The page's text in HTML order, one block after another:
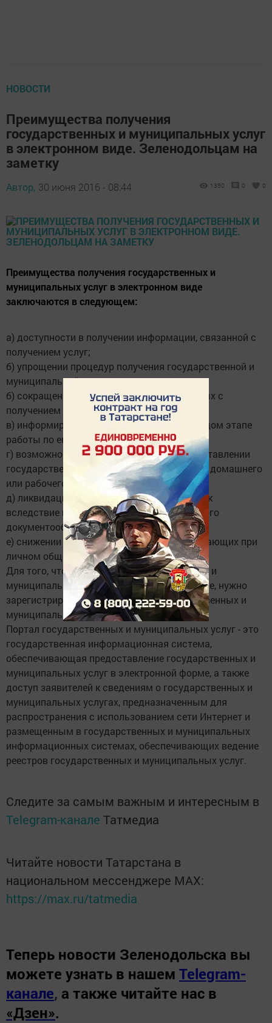
НОВОСТИ
Преимущества получения
государственных и муниципальных услуг
в электронном виде. Зеленодольцам на
заметку
Автор, 30 июня 2016 - 08:44 1350 0 0
Преимущества получения государственных и
муниципальных услуг в электронном виде
заключаются в следующем:
а) доступности в получении информации, связанной с
получением услуг;
б) упрощении процедур получения государственной и
муниципальной услуги;
б) сокращении временных затрат, связанных с
получением услуг;
в) информированности гражданина на каждом этапе
работы по его заявлению;
г) возможности подачи заявления о предоставлении
государственных и муниципальных услуг с домашнего
или рабочего компьютера;
д) ликвидации бюрократических проволочек
вследствие внедрения системы электронного
документооборота;
е) снижении коррупционных рисков, возникающих при
личном общении с чиновниками.
Для того, чтобы получить государственную и
муниципальную услугу в электронной форме, нужно
зарегистрироваться на Портале государственных и
муниципальных услуг.
Портал государственных и муниципальных услуг - это
государственная информационная система,
обеспечивающая предоставление государственных и
муниципальных услуг в электронной форме, а также
доступ заявителей к сведениям о государственных и
муниципальных услугах, предназначенным для
распространения с использованием сети Интернет и
размещенным в государственных и муниципальных
информационных системах, обеспечивающих ведение
реестров государственных и муниципальных услуг.
Следите за самым важным и интересным в
Telegram-канале Татмедиа
Читайте новости Татарстана в
национальном мессенджере MАХ:
https://max.ru/tatmedia
Теперь новости Зеленодольска вы
можете узнать в нашем Telegram-
канале, а также читайте нас в
«Дзен».